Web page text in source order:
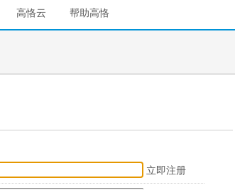
高恪云 帮助高恪
立即注册